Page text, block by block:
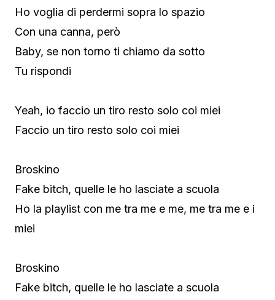
Ho voglia di perdermi sopra lo spazio
Con una canna, però
Baby, se non torno ti chiamo da sotto
Tu rispondi
Yeah, io faccio un tiro resto solo coi miei
Faccio un tiro resto solo coi miei
Broskino
Fake bitch, quelle le ho lasciate a scuola
Ho la playlist con me tra me e me, me tra me e i
miei
Broskino
Fake bitch, quelle le ho lasciate a scuola